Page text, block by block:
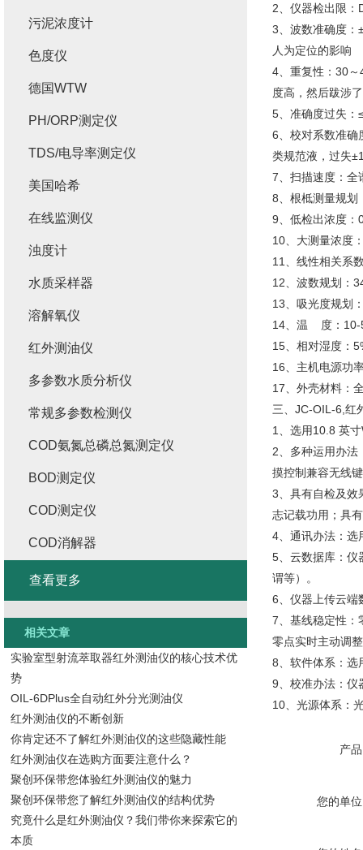
2、仪器检出限
3、波数准确度：
人为定位的影响
4、重复性：30
度高，然后跋涉
5、准确度过失：
6、校对系数准确
类规范液，过失
7、扫描速度：全
8、根柢测量规划
9、低检出浓度：
10、大测量浓度
11、线性相关系
12、波数规划：
13、吸光度规划
14、温 度：
15、相对湿度：
16、主机电源功
17、外壳材料：
三、JC-OIL-6,红
1、选用10.8 英
2、多种运用办法
摸控制兼容无线
3、具有自检及效
志记载功用；具
4、通讯办法：选
5、云数据库：仪
谓等）。
6、仪器上传云端
7、基线稳定性：
零点实时主动调
8、软件体系：选
9、校准办法：仪
10、光源体系：
产
您的单
污泥浓度计
色度仪
德国WTW
PH/ORP测定仪
TDS/电导率测定仪
美国哈希
在线监测仪
浊度计
水质采样器
溶解氧仪
红外测油仪
多参数水质分析仪
常规多参数检测仪
COD氨氮总磷总氮测定仪
BOD测定仪
COD测定仪
COD消解器
查看更多
相关文章
实验室型射流萃取器红外测油仪的核心技术优
势
OIL-6DPlus全自动红外分光测油仪
红外测油仪的不断创新
你肯定还不了解红外测油仪的这些隐藏性能
红外测油仪在选购方面要注意什么？
聚创环保带您体验红外测油仪的魅力
聚创环保带您了解红外测油仪的结构优势
究竟什么是红外测油仪？我们带你来探索它的
本质